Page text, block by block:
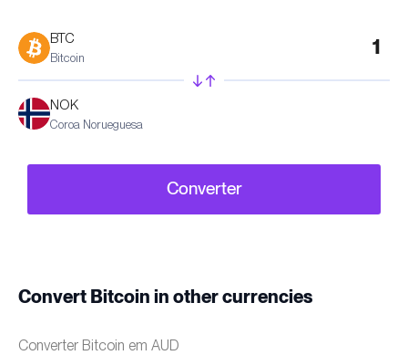
BTC
Bitcoin
NOK
Coroa Norueguesa
Converter
Convert Bitcoin in other currencies
Converter Bitcoin em AUD